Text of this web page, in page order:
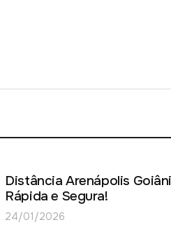
Distância Arenápolis
Rápida e Segura!
24/01/2026